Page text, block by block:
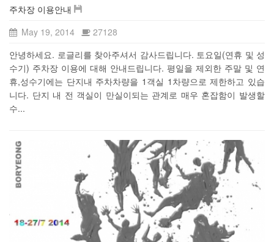
주차장 이용안내
May 19, 2014
27128
안녕하세요. 로글리를 찾아주셔서 감사드립니다. 토요일(연휴 및 성
수기) 주차장 이용에 대해 안내드립니다. 평일을 제외한 주말 및 연
휴,성수기에는 단지내 주차차량을 1객실 1차량으로 제한하고 있습
니다. 단지 내 전 객실이 만실이되는 관계로 매우 혼잡함이 발생할
수...